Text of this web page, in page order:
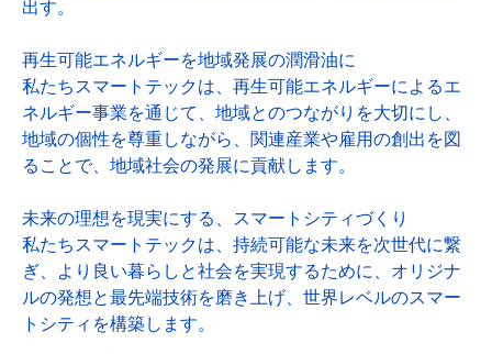
出す。
再生可能エネルギーを地域発展の潤滑油に
私たちスマートテックは、再生可能エネルギーによるエ
ネルギー事業を通じて、地域とのつながりを大切にし、
地域の個性を尊重しながら、関連産業や雇用の創出を図
ることで、地域社会の発展に貢献します。
未来の理想を現実にする、スマートシティづくり
私たちスマートテックは、持続可能な未来を次世代に繋
ぎ、より良い暮らしと社会を実現するために、オリジナ
ルの発想と最先端技術を磨き上げ、世界レベルのスマー
トシティを構築します。